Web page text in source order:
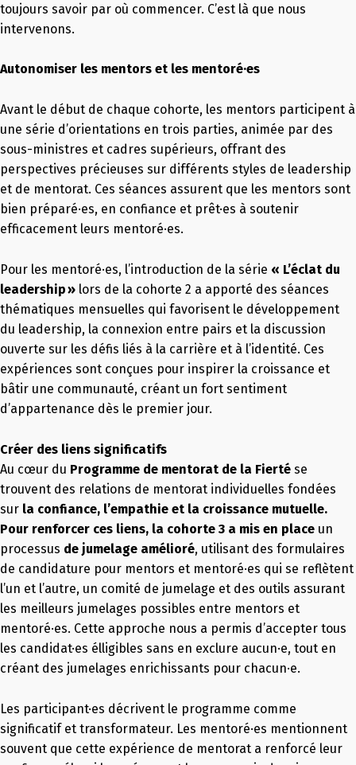
toujours savoir par où commencer. C’est là que nous
intervenons.
Autonomiser les mentors et les mentoré·es
Avant le début de chaque cohorte, les mentors participent à
une série d’orientations en trois parties, animée par des
sous-ministres et cadres supérieurs, offrant des
perspectives précieuses sur différents styles de leadership
et de mentorat. Ces séances assurent que les mentors sont
bien préparé·es, en confiance et prêt·es à soutenir
efficacement leurs mentoré·es.
Pour les mentoré·es, l’introduction de la série « L’éclat du
leadership » lors de la cohorte 2 a apporté des séances
thématiques mensuelles qui favorisent le développement
du leadership, la connexion entre pairs et la discussion
ouverte sur les défis liés à la carrière et à l’identité. Ces
expériences sont conçues pour inspirer la croissance et
bâtir une communauté, créant un fort sentiment
d’appartenance dès le premier jour.
Créer des liens significatifs
Au cœur du Programme de mentorat de la Fierté se
trouvent des relations de mentorat individuelles fondées
sur la confiance, l’empathie et la croissance mutuelle.
Pour renforcer ces liens, la cohorte 3 a mis en place un
processus de jumelage amélioré, utilisant des formulaires
de candidature pour mentors et mentoré·es qui se reflètent
l’un et l’autre, un comité de jumelage et des outils assurant
les meilleurs jumelages possibles entre mentors et
mentoré·es. Cette approche nous a permis d’accepter tous
les candidat·es élligibles sans en exclure aucun·e, tout en
créant des jumelages enrichissants pour chacun·e.
Les participant·es décrivent le programme comme
significatif et transformateur. Les mentoré·es mentionnent
souvent que cette expérience de mentorat a renforcé leur